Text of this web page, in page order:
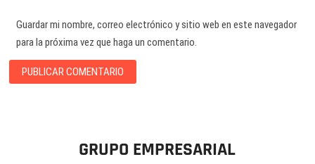
Guardar mi nombre, correo electrónico y sitio web en este navegador
para la próxima vez que haga un comentario.
GRUPO EMPRESARIAL